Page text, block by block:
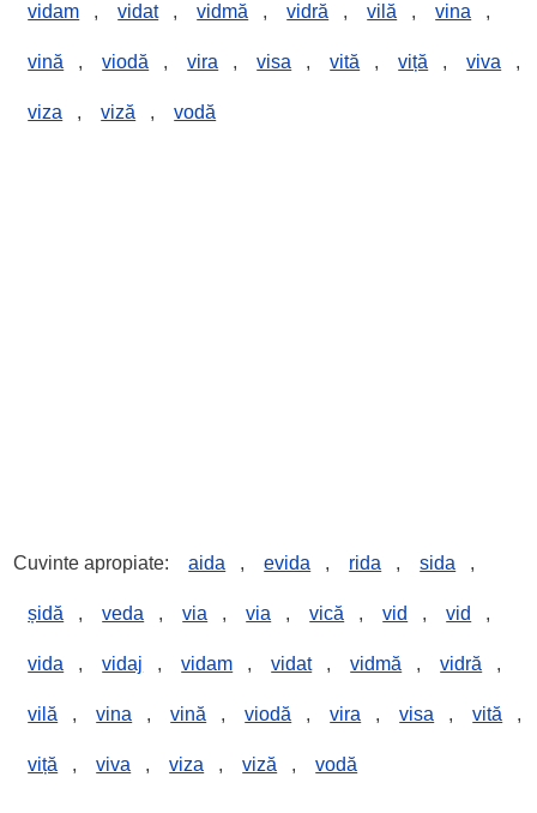
vidam , vidat , vidmă , vidră , vilă , vina ,
vină , viodă , vira , visa , vită , viță , viva ,
viza , viză , vodă
Cuvinte apropiate: aida , evida , rida , sida ,
șidă , veda , via , via , vică , vid , vid ,
vida , vidaj , vidam , vidat , vidmă , vidră ,
vilă , vina , vină , viodă , vira , visa , vită ,
viță , viva , viza , viză , vodă